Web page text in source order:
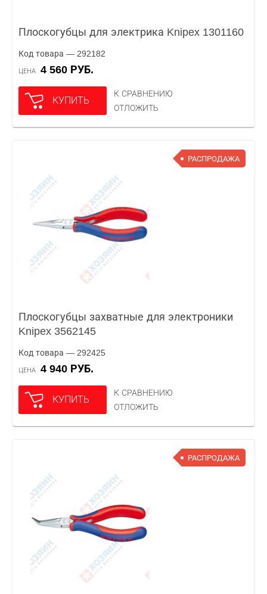
Плоскогубцы для электрика Knipex 1301160
Код товара — 292182
ЦЕНА 4 560 РУБ.
КУПИТЬ
К СРАВНЕНИЮ
ОТЛОЖИТЬ
РАСПРОДАЖА
Плоскогубцы захватные для электроники
Knipex 3562145
Код товара — 292425
ЦЕНА 4 940 РУБ.
КУПИТЬ
К СРАВНЕНИЮ
ОТЛОЖИТЬ
РАСПРОДАЖА